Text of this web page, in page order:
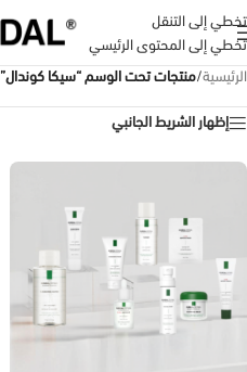
تخطي إلى التنقل
تخطي إلى المحتوى الرئيسي
الرئيسية/منتجات تحت الوسم “سيكا كوندال”
إظهار الشريط الجانبي